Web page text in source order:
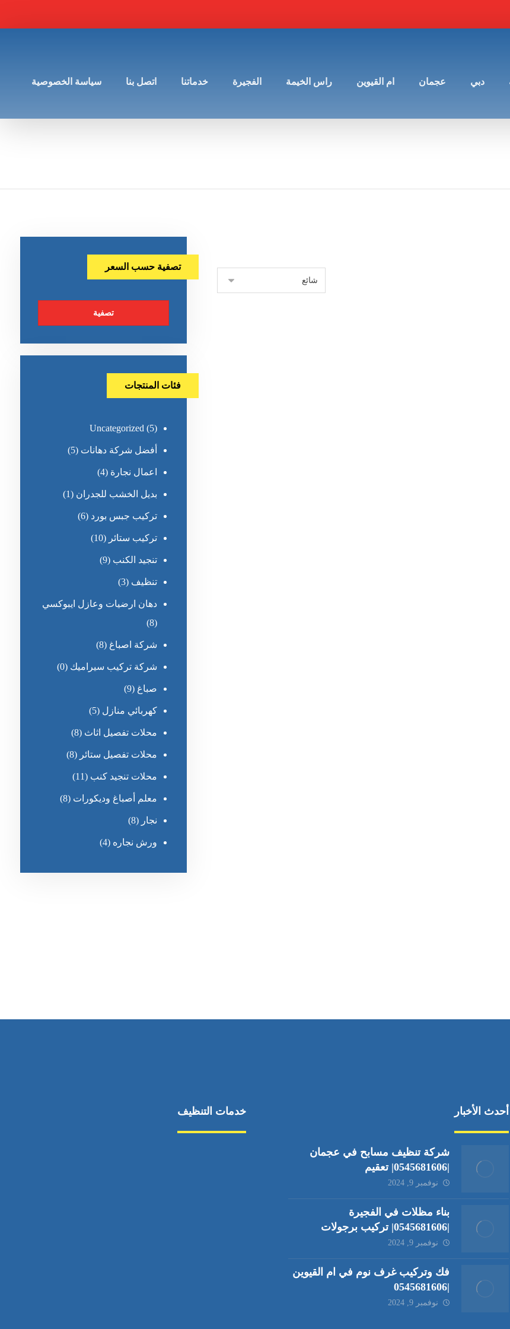
دبي عجمان ام القيوين راس الخيمة الفجيرة خدماتنا اتصل بنا سياسة الخصوصية
تصفية حسب السعر
تصفية
فئات المنتجات
Uncategorized (5)
أفضل شركة دهانات (5)
اعمال نجارة (4)
بديل الخشب للجدران (1)
تركيب جبس بورد (6)
تركيب ستائر (10)
تنجيد الكنب (9)
تنظيف (3)
دهان ارضيات وعازل ايبوكسي
(8)
شركة اصباغ (8)
شركة تركيب سيراميك (0)
صباغ (9)
كهربائي منازل (5)
محلات تفصيل اثاث (8)
محلات تفصيل ستائر (8)
محلات تنجيد كنب (11)
معلم أصباغ وديكورات (8)
نجار (8)
ورش نجاره (4)
أحدث الأخبار
شركة تنظيف مسابح في عجمان
|0545681606| تعقيم
نوفمبر 9, 2024
بناء مظلات في الفجيرة
|0545681606| تركيب برجولات
نوفمبر 9, 2024
فك وتركيب غرف نوم في ام القيوين
|0545681606
نوفمبر 9, 2024
خدمات التنظيف